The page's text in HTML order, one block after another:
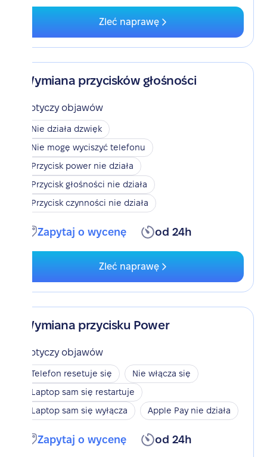
Zleć naprawę
Wymiana przycisków głośności
Dotyczy objawów
Nie działa dzwięk
Nie mogę wyciszyć telefonu
Przycisk power nie działa
Przycisk głośności nie działa
Przycisk czynności nie działa
Zapytaj o wycenę od 24h
Zleć naprawę
Wymiana przycisku Power
Dotyczy objawów
Telefon resetuje się
Nie włącza się
Laptop sam się restartuje
Laptop sam się wyłącza
Apple Pay nie działa
Zapytaj o wycenę od 24h